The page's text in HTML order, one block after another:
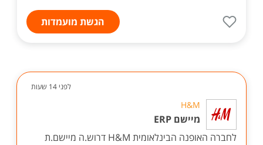
הגשת מועמדות
לפני 14 שעות
H&M
מיישם ERP
לחברה האופנה הבינלאומית H&M דרוש.ה מיישם.ת